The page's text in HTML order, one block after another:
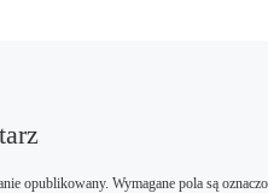
opublikowany. Wymagane pola są